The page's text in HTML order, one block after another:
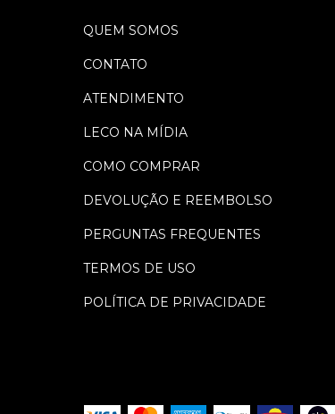
QUEM SOMOS
CONTATO
ATENDIMENTO
LECO NA MÍDIA
COMO COMPRAR
DEVOLUÇÃO E REEMBOLSO
PERGUNTAS FREQUENTES
TERMOS DE USO
POLÍTICA DE PRIVACIDADE